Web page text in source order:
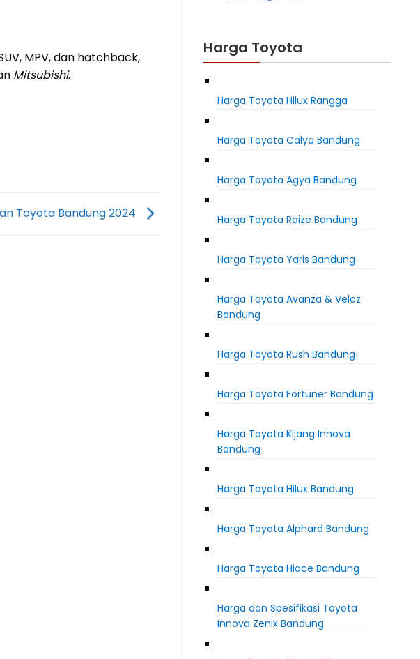
MPV, dan hatchback,
Mitsubishi.
Toyota Bandung 2024
Harga Toyota
Harga Toyota Hilux Rangga
Harga Toyota Calya Bandung
Harga Toyota Agya Bandung
Harga Toyota Raize Bandung
Harga Toyota Yaris Bandung
Harga Toyota Avanza & Veloz
Bandung
Harga Toyota Rush Bandung
Harga Toyota Fortuner Bandung
Harga Toyota Kijang Innova
Bandung
Harga Toyota Hilux Bandung
Harga Toyota Alphard Bandung
Harga Toyota Hiace Bandung
Harga dan Spesifikasi Toyota
Innova Zenix Bandung